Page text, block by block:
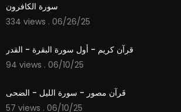
سورة الكافرون
334 views . 06/26/25
قرآن كريم - أول سورة البقرة - القدر
94 views . 06/10/25
قرآن مصور - سورة الليل - الضحى
57 views . 06/10/25